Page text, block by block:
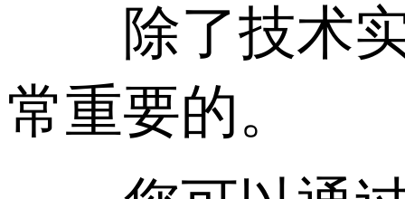
除了技术实
常重要的。